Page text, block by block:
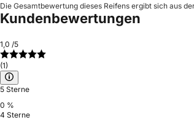
Die Gesamtbewertung dieses Reifens ergibt sich aus
Kundenbewertungen
1,0 /5
(1)
5 Sterne
0 %
4 Sterne